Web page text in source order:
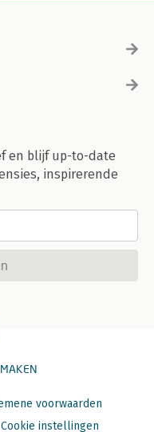
en blijf up-to-date
inspirerende
voorwaarden
Cookie instellingen